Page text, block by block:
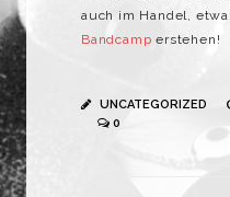
auch im Handel,
Bandcamp erstehen!
UNCATEGORIZED
0